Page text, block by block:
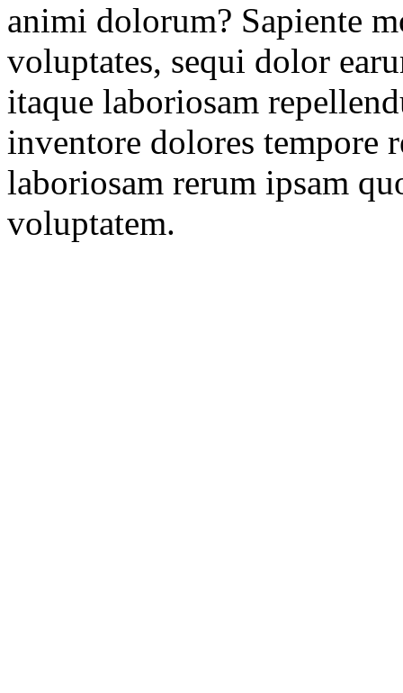
animi dolorum? Sapiente
voluptates, sequi dolor
itaque laboriosam
inventore dolores tempore
laboriosam rerum ipsam
voluptatem.